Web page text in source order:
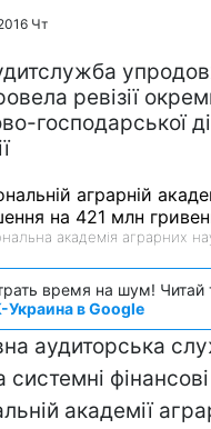
Чт
ревізії
господарської
академія аграрних
время на шум! Читай
Украина в Google
аудиторська
системні
академії